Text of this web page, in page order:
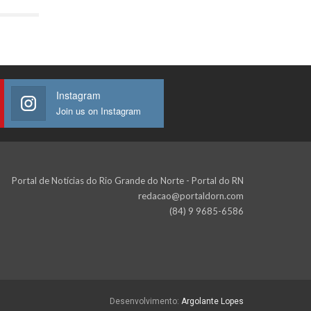
Instagram
Join us on Instagram
Portal de Notícias do Rio Grande do Norte - Portal do RN
redacao@portaldorn.com
(84) 9 9685-6586
Desenvolvimento: Argolante Lopes